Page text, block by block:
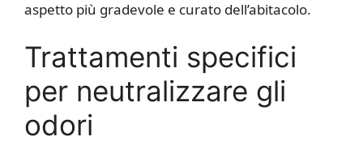
aspetto più gradevole e curato dell’abitacolo.
Trattamenti specifici
per neutralizzare gli
odori